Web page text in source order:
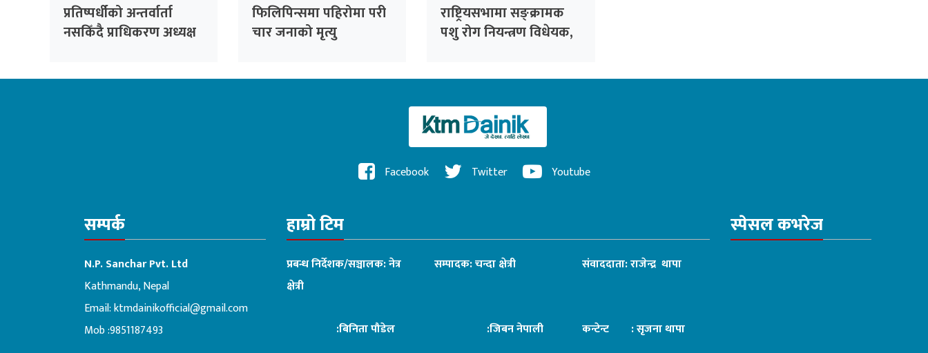
प्रतिष्पर्धीको अन्तर्वार्ता
नसकिँदै प्राधिकरण अध्यक्ष
फिलिपिन्समा पहिरोमा परी
चार जनाको मृत्यु
राष्ट्रियसभामा सङ्क्रामक
पशु रोग नियन्त्रण विधेयक,
Facebook Twitter Youtube
सम्पर्क
N.P. Sanchar Pvt. Ltd
Kathmandu, Nepal
Email:ktmdainikofficial@gmail.com
Mob :9851187493
हाम्रो टिम
प्रबन्ध निर्देशक/सञ्चालक: नेत्र
क्षेत्री
सम्पादक: चन्दा क्षेत्री संवाददाता: राजेन्द्र थापा
:बिनिता पौडेल :जिबन नेपाली कन्टेन्ट : सृजना थापा
स्पेसल कभरेज